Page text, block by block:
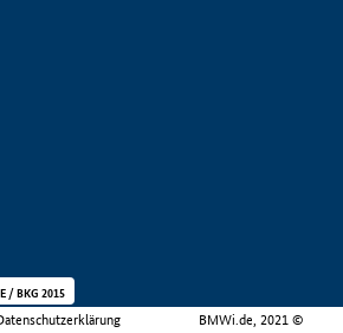
BMWi.de, 2021 ©
/ BKG 2015